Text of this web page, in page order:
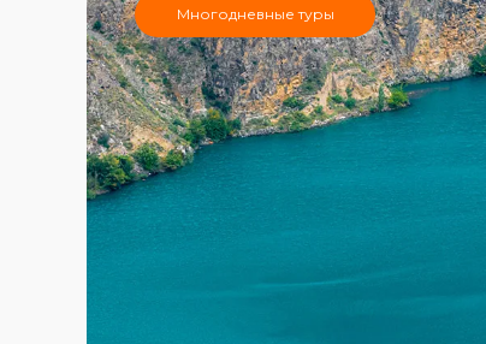
Многодневные туры